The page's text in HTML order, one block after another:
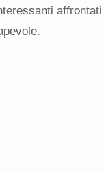
affrontati